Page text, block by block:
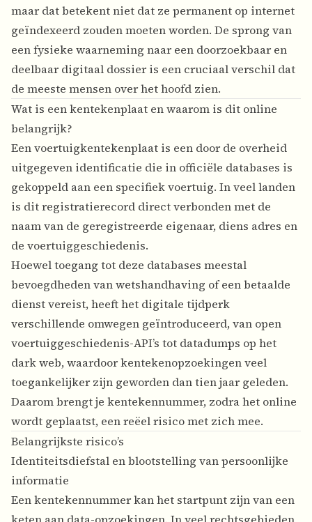
maar dat betekent niet dat ze permanent op internet
geïndexeerd zouden moeten worden. De sprong van
een fysieke waarneming naar een doorzoekbaar en
deelbaar digitaal dossier is een cruciaal verschil dat
de meeste mensen over het hoofd zien.
Wat is een kentekenplaat en waarom is dit online
belangrijk?
Een voertuigkentekenplaat is een door de overheid
uitgegeven identificatie die in officiële databases is
gekoppeld aan een specifiek voertuig. In veel landen
is dit registratierecord direct verbonden met de
naam van de geregistreerde eigenaar, diens adres en
de voertuiggeschiedenis.
Hoewel toegang tot deze databases meestal
bevoegdheden van wetshandhaving of een betaalde
dienst vereist, heeft het digitale tijdperk
verschillende omwegen geïntroduceerd, van open
voertuiggeschiedenis-API’s tot datadumps op het
dark web, waardoor kentekenopzoekingen veel
toegankelijker zijn geworden dan tien jaar geleden.
Daarom brengt je kentekennummer, zodra het online
wordt geplaatst, een reëel risico met zich mee.
Belangrijkste risico’s
Identiteitsdiefstal en blootstelling van persoonlijke
informatie
Een kentekennummer kan het startpunt zijn van een